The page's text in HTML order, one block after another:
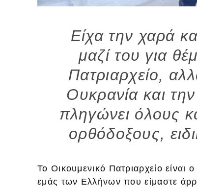
Είχα την χαρά
μαζί του για
Πατριαρχείο,
Ουκρανία και
πληγώνει όλους
ορθόδοξους,
Το Οικουμενικό Πατριαρχείο
εμάς των Ελλήνων που είμαστε